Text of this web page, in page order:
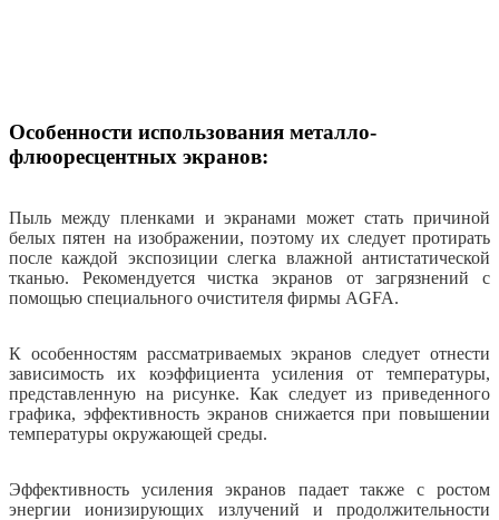
Особенности использования металло-
флюоресцентных экранов:
Пыль между пленками и экранами может стать причиной
белых пятен на изображении, поэтому их следует протирать
после каждой экспозиции слегка влажной антистатической
тканью. Рекомендуется чистка экранов от загрязнений с
помощью специального очистителя фирмы AGFA.
К особенностям рассматриваемых экранов следует отнести
зависимость их коэффициента усиления от температуры,
представленную на рисунке. Как следует из приведенного
графика, эффективность экранов снижается при повышении
температуры окружающей среды.
Эффективность усиления экранов падает также с ростом
энергии ионизирующих излучений и продолжительности